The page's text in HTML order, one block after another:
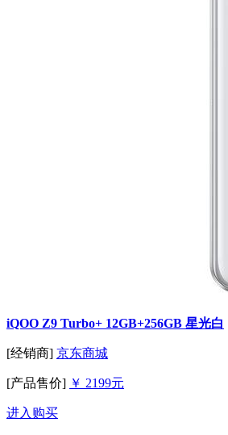
iQOO Z9 Turbo+ 12GB+256GB 星光白
[经销商] 京东商城
[产品售价] ￥ 2199元
进入购买